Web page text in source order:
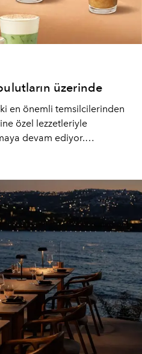
üzerinde
en önemli temsilcilerinden
özel lezzetleriyle
devam ediyor.
Blended Beverage çeşitleri
keyfine lezzet katıyor.